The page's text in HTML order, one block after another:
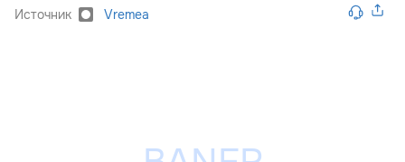
Источник Vremea